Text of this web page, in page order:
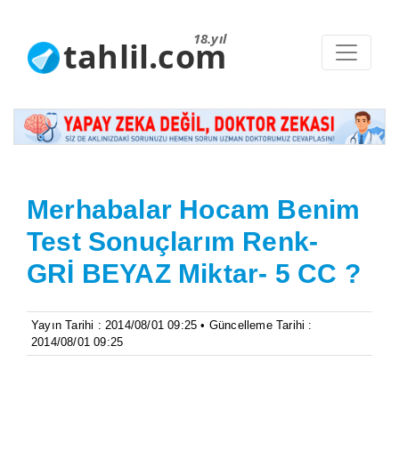
18.yıl
tahlil.com
Merhabalar Hocam Benim
Test Sonuçlarım Renk-
GRİ BEYAZ Miktar- 5 CC ?
Yayın Tarihi : 2014/08/01 09:25 • Güncelleme Tarihi :
2014/08/01 09:25